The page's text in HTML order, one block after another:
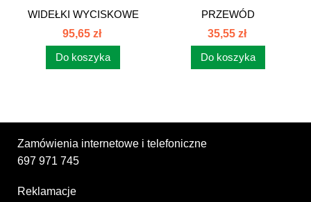
WIDEŁKI WYCISKOWE
C385 80108004
95,65 zł
Do koszyka
PRZEWÓD
SMAROWANIA
ŁOŻ.C385...
35,55 zł
Do koszyka
Zamówienia internetowe i telefoniczne
697 971 745
Reklamacje